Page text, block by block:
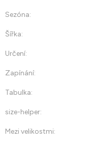
Sezóna:
Šířka:
Určení:
Zapínání:
Tabulka:
size-helper:
Mezi velikostmi: